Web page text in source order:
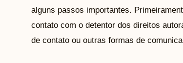
alguns passos importantes.
contato com o detentor dos direitos
de contato ou outras formas de